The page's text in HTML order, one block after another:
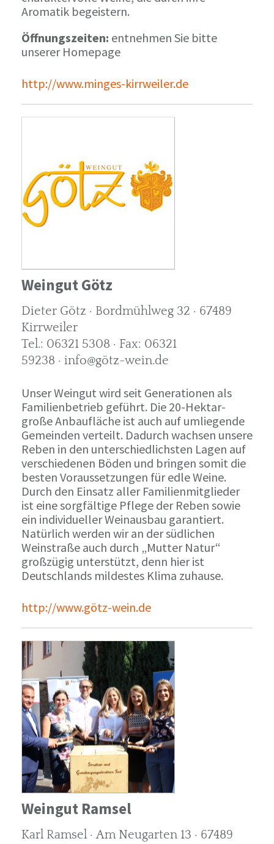
Aromatik begeistern.
Öffnungszeiten: entnehmen Sie bitte
unserer Homepage
http://www.minges-kirrweiler.de
Weingut Götz
Dieter Götz · Bordmühlweg 32 · 67489
Kirrweiler
Tel.: 06321 5308 · Fax: 06321
59238 · info@götz-wein.de
Unser Weingut wird seit Generationen als
Familienbetrieb geführt. Die 20-Hektar-
große Anbaufläche ist auch auf umliegende
Gemeinden verteilt. Dadurch wachsen unsere
Reben in den unterschiedlichsten Lagen auf
verschiedenen Böden und bringen somit die
besten Voraussetzungen für edle Weine.
Durch den Einsatz aller Familienmitglieder
ist eine sorgfältige Pflege der Reben sowie
ein individueller Weinausbau garantiert.
Natürlich werden wir an der südlichen
Weinstraße auch durch „Mutter Natur“
großzügig unterstützt, denn hier ist
Deutschlands mildestes Klima zuhause.
http://www.götz-wein.de
Weingut Ramsel
Karl Ramsel · Am Neugarten 13 · 67489